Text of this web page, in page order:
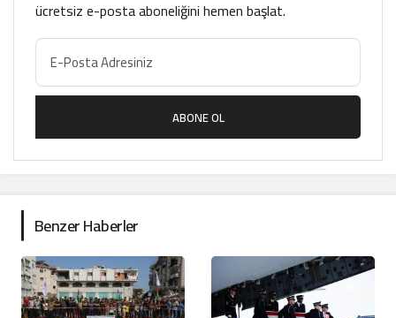
ücretsiz e-posta aboneliğini hemen başlat.
ABONE OL
Benzer Haberler